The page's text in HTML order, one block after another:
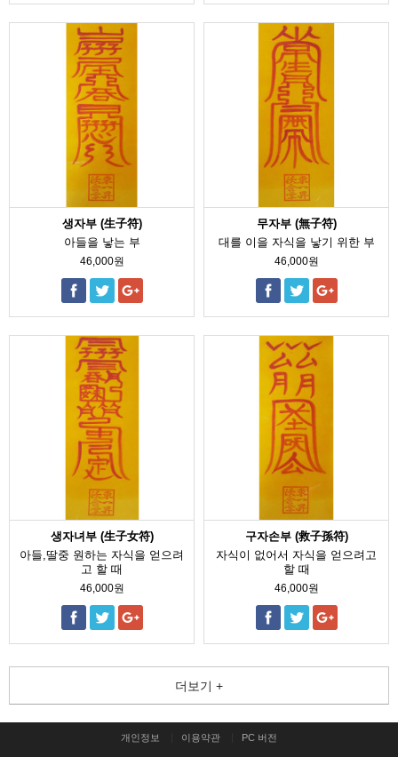
생자부 (生子符)
아들을 낳는 부
46,000원
무자부 (無子符)
대를 이을 자식을 낳기 위한 부
46,000원
생자녀부 (生子女符)
아들,딸중 원하는 자식을 얻으려
고 할 때
46,000원
구자손부 (救子孫符)
자식이 없어서 자식을 얻으려고
할 때
46,000원
더보기 +
개인정보 이용약관 PC 버전